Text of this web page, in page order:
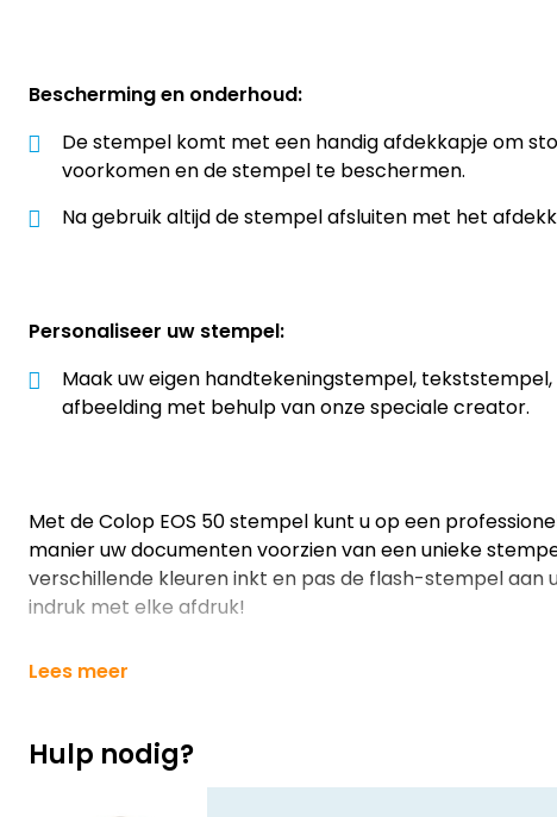
Bescherming en onderhoud:
De stempel komt met een handig afdekkapje om
voorkomen en de stempel te beschermen.
Na gebruik altijd de stempel afsluiten met het
Personaliseer uw stempel:
Maak uw eigen handtekeningstempel,
afbeelding met behulp van onze speciale creator.
Met de Colop EOS 50 stempel kunt u op een
manier uw documenten voorzien van een unieke
verschillende kleuren inkt en pas de flash-stempel aan
indruk met elke afdruk!
Lees meer
Hulp nodig?